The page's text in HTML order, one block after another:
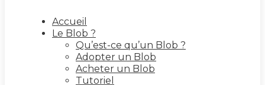
Accueil
Le Blob ?
Qu’est-ce qu’un Blob ?
Adopter un Blob
Acheter un Blob
Tutoriel